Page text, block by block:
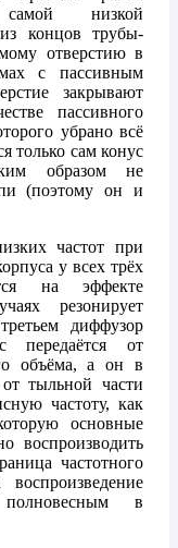
низкой
концов трубы-
отверстию в
с пассивным
закрывают
пассивного
убрано всё
только сам конус
образом не
(поэтому он и
частот при
у всех трёх
на эффекте
резонирует
диффузор
передаётся от
объёма, а он в
тыльной части
частоту, как
основные
воспроизводить
частотного
в